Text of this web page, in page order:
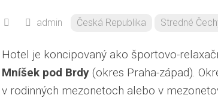
admin Česká Republika Stredné
Hotel je koncipovaný ako športovo-
Mníšek pod Brdy (okres Praha-západ).
v rodinných mezonetoch alebo v